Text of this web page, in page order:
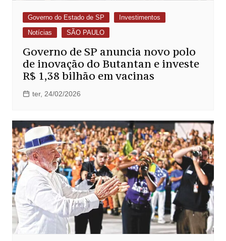
Governo do Estado de SP
Investimentos
Notícias
SÃO PAULO
Governo de SP anuncia novo polo
de inovação do Butantan e investe
R$ 1,38 bilhão em vacinas
ter, 24/02/2026